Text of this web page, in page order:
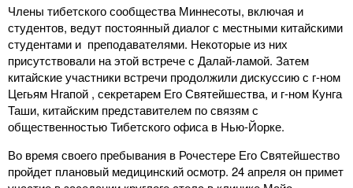
Члены тибетского сообщества Миннесоты, включая и
студентов, ведут постоянный диалог с местными китайскими
студентами и преподавателями. Некоторые из них
присутствовали на этой встрече с Далай-ламой. Затем
китайские участники встречи продолжили дискуссию с г-ном
Цегьям Нгапой , секретарем Его Святейшества, и г-ном Кунга
Таши, китайским представителем по связям с
общественностью Тибетского офиса в Нью-Йорке.
Во время своего пребывания в Рочестере Его Святейшество
пройдет плановый медицинский осмотр. 24 апреля он примет